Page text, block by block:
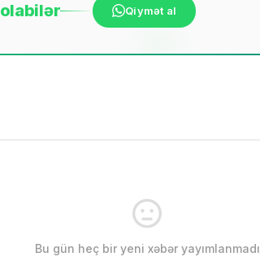
olabilər Qiymət al
Bu gün heç bir yeni xəbər yayımlanmadı